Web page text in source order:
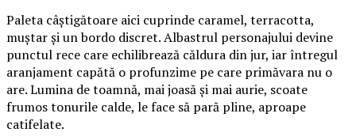
Paleta câștigătoare aici cuprinde caramel, terracotta,
muștar și un bordo discret. Albastrul personajului devine
punctul rece care echilibrează căldura din jur, iar întregul
aranjament capătă o profunzime pe care primăvara nu o
are. Lumina de toamnă, mai joasă și mai aurie, scoate
frumos tonurile calde, le face să pară pline, aproape
catifelate.